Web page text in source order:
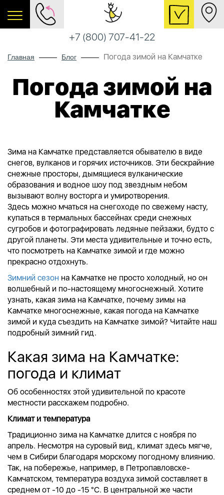
+7 (800) 707-41-22
Главная Блог Погода зимой на Камчатке
Погода зимой на
Камчатке
Зима на Камчатке представляется обывателю в виде
снегов, вулканов и горячих источников. Эти бескрайние
снежные просторы, дымящиеся вулканические
образования и водное шоу под звездным небом
вызывают волну восторга и умиротворения.
Здесь можно мчаться на снегоходе по свежему насту,
купаться в термальных бассейнах среди снежных
сугробов и фотографировать ледяные пейзажи, будто с
другой планеты. Эти места удивительные и точно есть,
что посмотреть на Камчатке зимой и где можно
прекрасно отдохнуть.
Зимний сезон на Камчатке не просто холодный, но он
волшебный и по-настоящему многоснежный. Хотите
узнать, какая зима на Камчатке, почему зимы на
Камчатке многоснежные, какая погода на Камчатке
зимой и куда съездить на Камчатке зимой? Читайте наш
подробный зимний гид.
Какая зима на Камчатке:
погода и климат
Об особенностях этой удивительной по красоте
местности расскажем подробно.
Климат и температура
Традиционно зима на Камчатке длится с ноября по
апрель. Несмотря на суровый вид, климат здесь мягче,
чем в Сибири благодаря морскому погодному влиянию.
Так, на побережье, например, в Петропавловске-
Камчатском, температура воздуха зимой составляет в
среднем от -10 до -15 °C. В центральной же части